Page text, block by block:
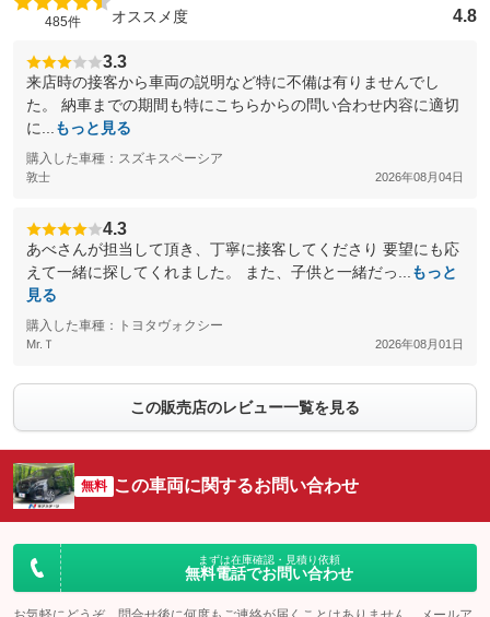
485件 オススメ度 4.8
3.3
来店時の接客から車両の説明など特に不備は有りませんでし
た。 納車までの期間も特にこちらからの問い合わせ内容に適切
に...
もっと見る
購入した車種：スズキスペーシア
敦士 2026年08月04日
4.3
あべさんが担当して頂き、丁寧に接客してくださり 要望にも応
えて一緒に探してくれました。 また、子供と一緒だっ...
もっと
見る
購入した車種：トヨタヴォクシー
Mr.Ｔ 2026年08月01日
この販売店のレビュー一覧を見る
無料 この車両に関するお問い合わせ
まずは在庫確認・見積り依頼
無料電話でお問い合わせ